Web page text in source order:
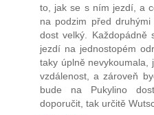
to, jak se s ním jezdí, a
na podzim před
dost velký.
jezdí na jednostopém
taky úplně nevykoumala,
vzdálenost, a zároveň
bude na Pukylino
doporučit, tak určitě